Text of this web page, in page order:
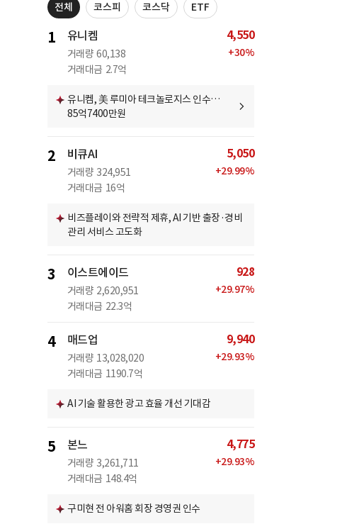
전체 코스피 코스닥 ETF
1 유니켐
거래량 60,138
거래대금 2.7억
4,550
+30%
유니켐, 美 루미아 테크놀로지스 인수…
85억7400만원
2 비큐AI
거래량 324,951
거래대금 16억
5,050
+29.99%
비즈플레이와 전략적 제휴, AI 기반 출장·경비
관리 서비스 고도화
3 이스트에이드
거래량 2,620,951
거래대금 22.3억
928
+29.97%
4 매드업
거래량 13,028,020
거래대금 1190.7억
9,940
+29.93%
AI 기술 활용한 광고 효율 개선 기대감
5 본느
거래량 3,261,711
거래대금 148.4억
4,775
+29.93%
구미현 전 아워홈 회장 경영권 인수